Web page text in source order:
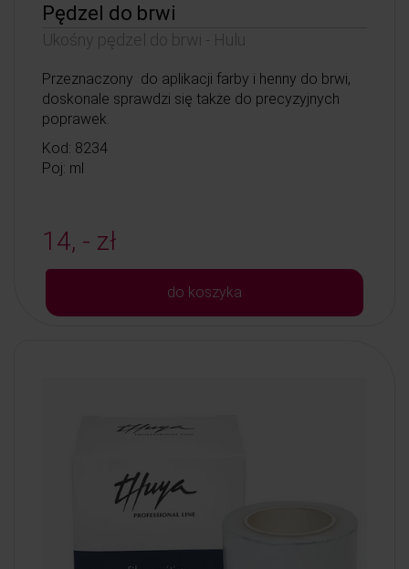
Pędzel do brwi
Ukośny pędzel do brwi - Hulu
Przeznaczony do aplikacji farby i henny do brwi,
doskonale sprawdzi się także do precyzyjnych
poprawek.
Kod: 8234
Poj: ml
14, - zł
do koszyka